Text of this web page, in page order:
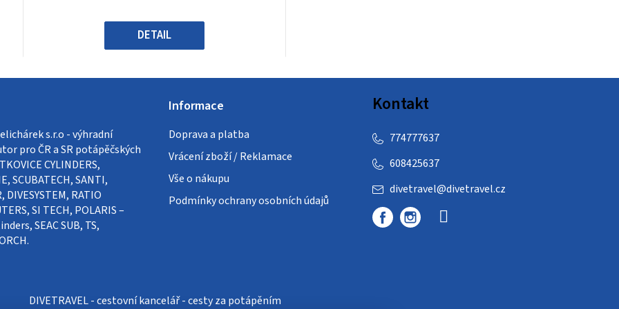
hvězdiček.
DETAIL
s.r.o - výhradní
pro ČR a SR potápěčských
CYLINDERS,
SCUBATECH, SANTI,
DIVESYSTEM, RATIO
SI TECH, POLARIS –
SEAC SUB, TS,
Informace
Doprava a platba
Vrácení zboží / Reklamace
Vše o nákupu
Podmínky ochrany osobních údajů
Kontakt
divetravel@divetravel.cz
608425637
774777637
DIVETRAVEL - cestovní kancelář - cesty za potápěním